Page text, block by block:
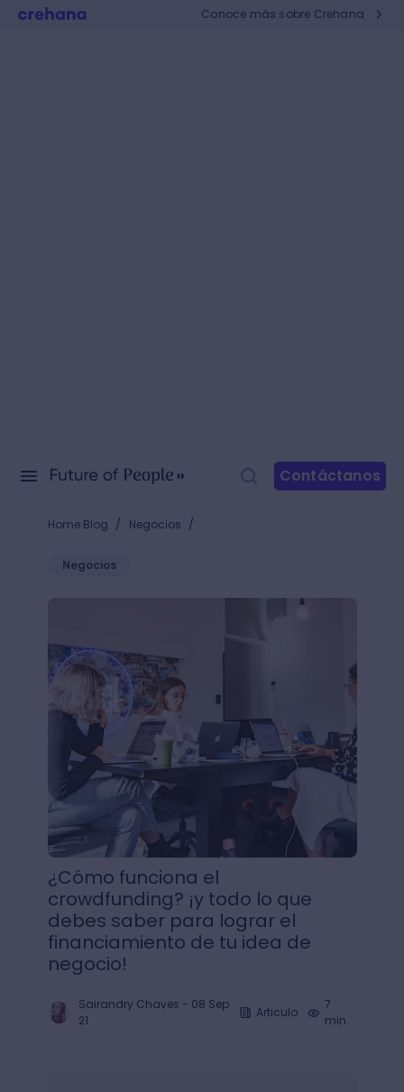
Conoce más sobre Crehana
Contáctanos
Home Blog / Negocios /
Negocios
¿Cómo funciona el crowdfunding? ¡y todo lo que
¿Cómo funciona el
crowdfunding? ¡y todo lo que
debes saber para lograr el
financiamiento de tu idea de
negocio!
Sairandry Chaves - 08 Sep
21
Articulo
7
min.